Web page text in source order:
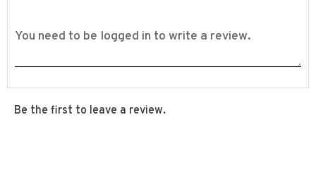
Be the first to leave a review.